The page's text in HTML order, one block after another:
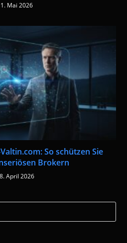
1. Mai 2026
So schützen Sie
Brokern
8. April 2026